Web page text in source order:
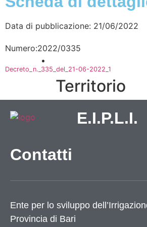
Territorio
Come raggiungerci
Informazioni
Data di pubblicazione: 21/06/2022
Numero:2022/0335
Decreto_n._335_del_21-06-2022_1
E.I.P.L.I.
Contatti
Ente per lo sviluppo
Provincia di Bari